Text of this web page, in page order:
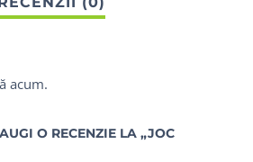
acum.
O RECENZIE LA „JOC